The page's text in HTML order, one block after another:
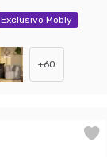
Exclusivo Mobly
+60